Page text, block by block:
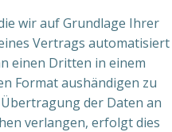
wir auf Grundlage Ihrer
Vertrags automatisiert
einen Dritten in einem
Format aushändigen zu
der Daten an
verlangen, erfolgt dies